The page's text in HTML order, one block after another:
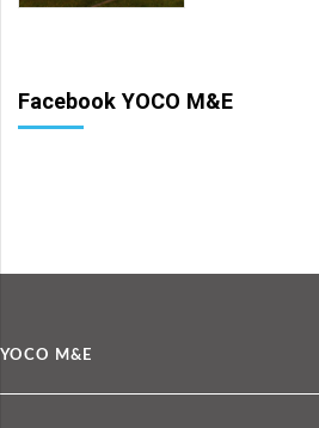
Facebook YOCO M&E
YOCO M&E